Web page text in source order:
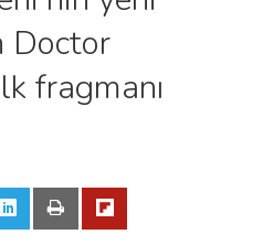
Doctor
fragmanı